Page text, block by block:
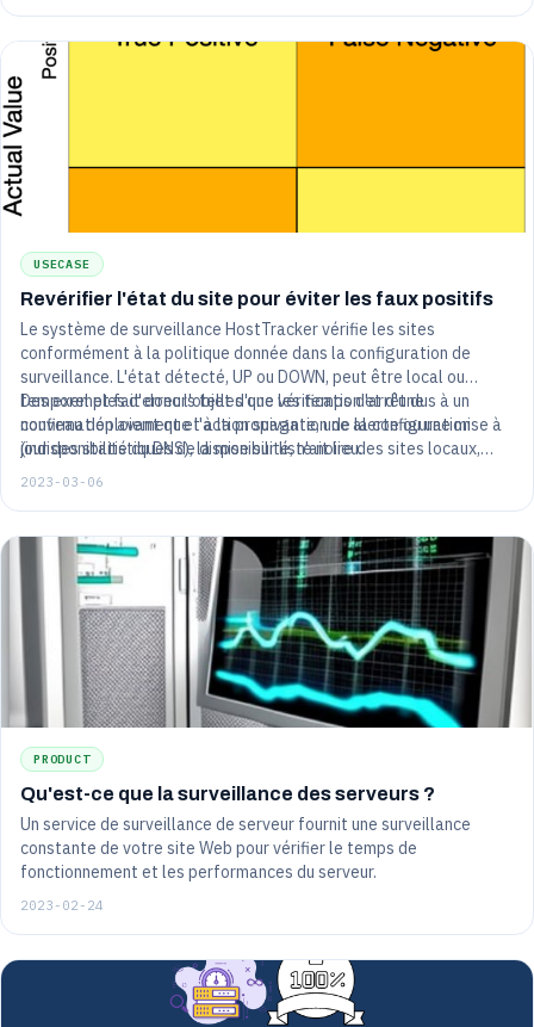
USECASE
Revérifier l'état du site pour éviter les faux positifs
Le système de surveillance HostTracker vérifie les sites
conformément à la politique donnée dans la configuration de
surveillance. L'état détecté, UP ou DOWN, peut être local ou
temporel et fait donc l'objet d'une vérification et d'une
confirmation avant que l'action suivante, une alerte ou une mise à
jour des statistiques de disponibilité, n'ait lieu.
Des exemples d'erreurs telles que les temps d'arrêt dus à un
nouveau déploiement et à la propagation de la configuration
(indisponibilité du DNS), la mise sur liste noire des sites locaux,
l'environnement incompatible de l'agent de vérification avec les
2023-03-06
PRODUCT
Qu'est-ce que la surveillance des serveurs ?
Un service de surveillance de serveur fournit une surveillance
constante de votre site Web pour vérifier le temps de
fonctionnement et les performances du serveur.
2023-02-24